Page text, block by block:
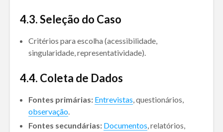
4.3. Seleção do Caso
Critérios para escolha (acessibilidade,
singularidade, representatividade).
4.4. Coleta de Dados
Fontes primárias: Entrevistas, questionários,
observação.
Fontes secundárias: Documentos, relatórios,